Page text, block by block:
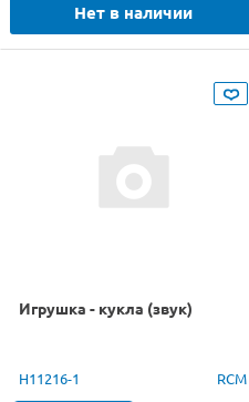
Нет в наличии
Игрушка - кукла (звук)
H11216-1 RCM